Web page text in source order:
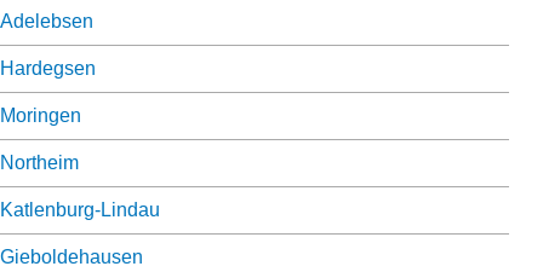
Adelebsen
Hardegsen
Moringen
Northeim
Katlenburg-Lindau
Gieboldehausen